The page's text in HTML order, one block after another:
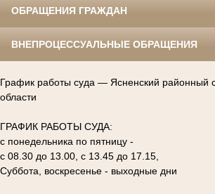
ОБРАЩЕНИЯ ГРАЖДАН
ВНЕПРОЦЕССУАЛЬНЫЕ ОБРАЩЕНИЯ
График работы суда — Ясненский районный
области
ГРАФИК РАБОТЫ СУДА:
с понедельника по пятницу -
с 08.30 до 13.00, с 13.45 до 17.15,
Суббота, воскресенье - выходные дни